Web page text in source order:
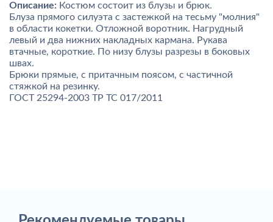
Описание: Костюм состоит из блузы и брюк.
Блуза прямого силуэта с застежкой на тесьму "молния"
в области кокетки. Отложной воротник. Нагрудный
левый и два нижних накладных кармана. Рукава
втачные, короткие. По низу блузы разрезы в боковых
швах.
Брюки прямые, с притачным поясом, с частичной
стяжкой на резинку.
ГОСТ 25294-2003 ТР ТС 017/2011